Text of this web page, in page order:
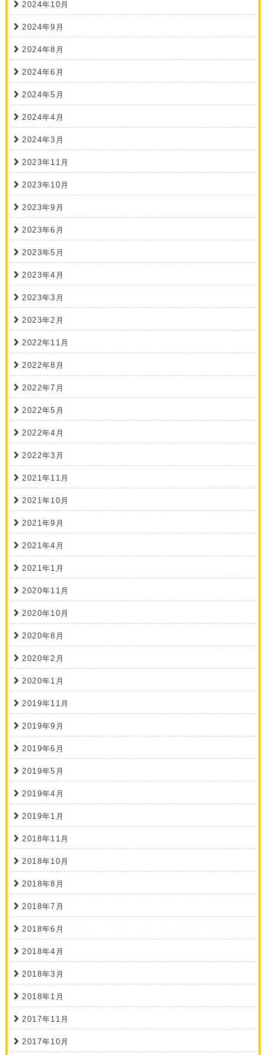
2024年10月
2024年9月
2024年8月
2024年6月
2024年5月
2024年4月
2024年3月
2023年11月
2023年10月
2023年9月
2023年6月
2023年5月
2023年4月
2023年3月
2023年2月
2022年11月
2022年8月
2022年7月
2022年5月
2022年4月
2022年3月
2021年11月
2021年10月
2021年9月
2021年4月
2021年1月
2020年11月
2020年10月
2020年8月
2020年2月
2020年1月
2019年11月
2019年9月
2019年6月
2019年5月
2019年4月
2019年1月
2018年11月
2018年10月
2018年8月
2018年7月
2018年6月
2018年4月
2018年3月
2018年1月
2017年11月
2017年10月